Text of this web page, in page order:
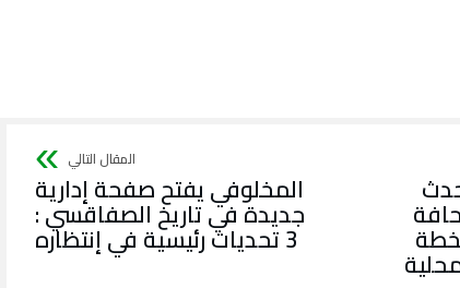
المخلوفي يفتح صفحة إدارية
جديدة في تاريخ الصفاقسي :
3 تحديات رئيسية في إنتظاره